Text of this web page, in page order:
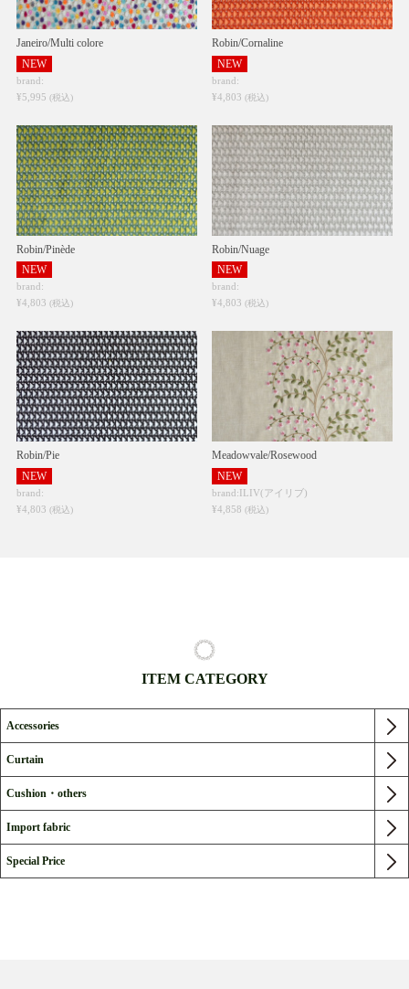
Janeiro/Multi colore
NEW
brand:
¥5,995 (税込)
Robin/Cornaline
NEW
brand:
¥4,803(税込)
Robin/Pinède
NEW
brand:
¥4,803 (税込)
Robin/Nuage
NEW
brand:
¥4,803(税込)
Robin/Pie
NEW
brand:
¥4,803 (税込)
Meadowvale/Rosewood
NEW
brand:ILIV(アイリブ)
¥4,858(税込)
ITEM CATEGORY
Accessories
Curtain
Cushion・others
Import fabric
Special Price